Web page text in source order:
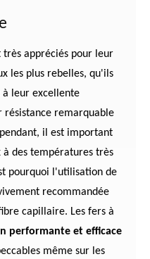
très appréciés pour leur
les plus rebelles, qu'ils
à leur excellente
remarquable
il est important
à des températures très
pourquoi l'utilisation de
recommandée
capillaire. Les fers à
performante et efficace
même sur les